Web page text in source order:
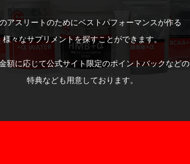
アスリートのためにベストパフォーマンスが作る
様々なサプリメントを探すことができます。
額に応じて公式サイト限定のポイントバックなどの
特典なども用意しております。